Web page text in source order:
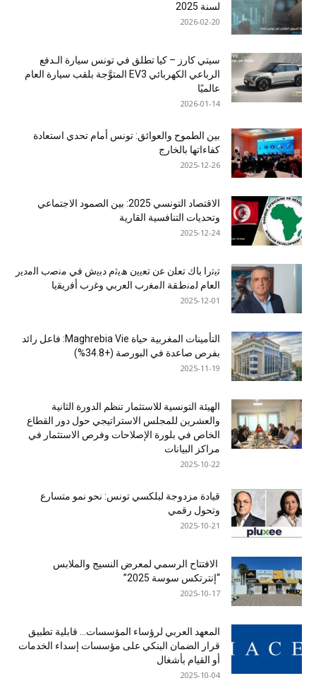
لسنة 2025
2026-02-20
سيتي كارز – كيا تطلق في تونس سيارة الـدفع
الرباعي الكهربائي EV3 المتوَّجة بلقب سيارة العام
عالميًا
2026-01-14
بين الطموح والعوائق: تونس أمام تحدي استعادة
كفاءاتها بالخارج
2025-12-26
الاقتصاد التونسي 2025: بين الصمود الاجتماعي
وتحديات التنافسية القارية
2025-12-24
ﺗﯾﺗرا ﺑﺎك ﺗﻌﻠن ﻋن ﺗﻌﯾﯾن ھﯾﺛم دﺑﯾش ﻓﻲ ﻣﻧﺻب اﻟﻣدﯾر
اﻟﻌﺎم ﻟﻣﻧطﻘﺔ اﻟﻣﻐرب اﻟﻌرﺑﻲ وﻏرب أﻓرﯾﻘﯾﺎ
2025-12-01
التأمينات المغربية حياة Maghrebia Vie: فاعل رائد
بفرص صاعدة في البورصة (+34.8%)
2025-11-19
الهيئة التونسية للاستثمار تنظم الدورة الثانية
والعشرين للمجلس الاستراتيجي حول دور القطاع
الخاص في بلورة الإصلاحات وفرص الاستثمار في
مراكز البيانات
2025-10-22
قيادة مزدوجة لبلكسي تونس: نحو نمو متسارع
وتحول رقمي
2025-10-21
الافتتاح الرسمي لمعرض النسيج والملابس
“إنترتكس سوسة 2025”
2025-10-17
المعهد العربي لرؤساء المؤسسات… قابلية تطبيق
قرار الضمان البنكي على مؤسسات إسداء الخدمات
أو القيام بأشغال
2025-10-04